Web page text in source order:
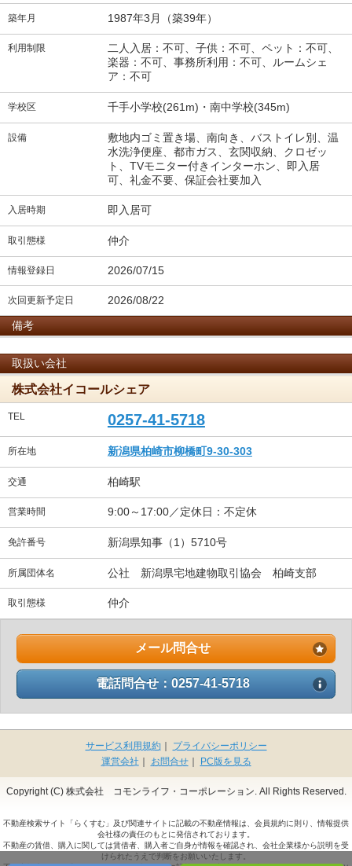
築年月 1987年3月（築39年）
利用制限
二人入居：不可、子供：不可、ペット：不可、
楽器：不可、事務所利用：不可、ルームシェ
ア：不可
学校区 千手小学校(261m)・南中学校(345m)
設備
敷地内ゴミ置き場、南向き、バストイレ別、温
水洗浄便座、都市ガス、玄関収納、クロゼッ
ト、TVモニター付きインターホン、即入居
可、礼金不要、保証会社要加入
入居時期 即入居可
取引態様 仲介
情報登録日 2026/07/15
次回更新予定日
2026/08/22
備考
取扱い会社
株式会社イコールシェア
TEL 0257-41-5718
所在地 新潟県柏崎市柳橋町9-30-303
交通 柏崎駅
営業時間 9:00～17:00／定休日：不定休
免許番号 新潟県知事（1）5710号
所属団体名 公社 新潟県宅地建物取引協会 柏崎支部
取引態様 仲介
メール問合せ
電話問合せ：0257-41-5718
サービス利用規約｜
プライバシーポリシー
運営会社 ｜ お問合せ｜ PC版を見る
Copyright (C) 株式会社 コモンライフ・コーポレーション. All Rights Reserved.
不動産検索サイト「らくすむ」及び関連サイトに記載の不動産情報は、会員規約に則り、情報提供
会社様の責任のもとに発信されております。
不動産の賃借、購入に関しては賃借者、購入者ご自身が情報を確認され、会社企業様から説明を受
けられたうえで判断をお願いいたします。